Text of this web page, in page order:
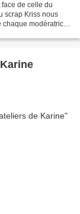
de celle du
scrap Kriss nous
chaque modératrice